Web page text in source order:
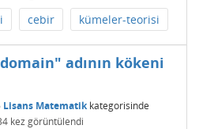
cebir kümeler-teorisi
adının kökeni
Lisans Matematikkategorisinde
kez görüntülendi